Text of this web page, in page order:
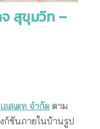
สุขุมวิท –
สเตท จำกัด ตาม
ก์ชันภายในบ้านรูป